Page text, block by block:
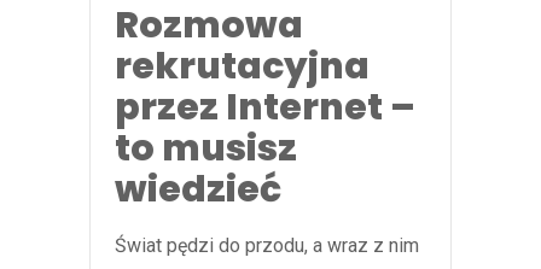
Rozmowa
rekrutacyjna
przez Internet –
to musisz
wiedzieć
Świat pędzi do przodu, a wraz z nim